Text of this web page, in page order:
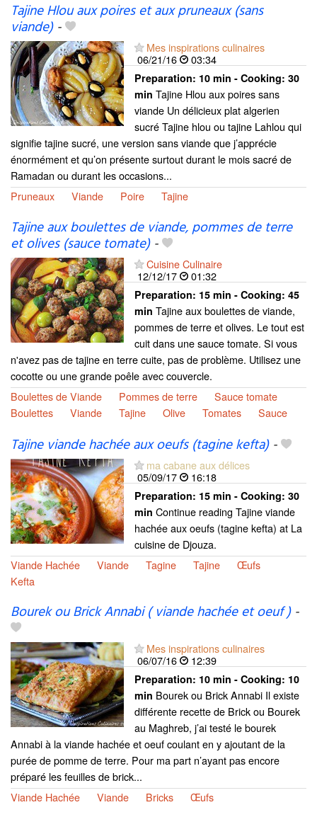
Tajine Hlou aux poires et aux pruneaux (sans
viande)-
Mes inspirations culinaires
06/21/16
03:34
Preparation: 10 min - Cooking: 30
min Tajine Hlou aux poires sans
viande Un délicieux plat algerien
sucré Tajine hlou ou tajine Lahlou qui
signifie tajine sucré, une version sans viande que j’apprécie
énormément et qu’on présente surtout durant le mois sacré de
Ramadan ou durant les occasions...
Pruneaux
Viande Poire Tajine
Tajine aux boulettes de viande, pommes de terre
et olives (sauce tomate)-
Cuisine Culinaire
12/12/17
01:32
Preparation: 15 min - Cooking: 45
min Tajine aux boulettes de viande,
pommes de terre et olives. Le tout est
cuit dans une sauce tomate. Si vous
n'avez pas de tajine en terre cuite, pas de problème. Utilisez une
cocotte ou une grande poêle avec couvercle.
Boulettes de Viande
Pommes de terre
Sauce tomate
Boulettes
Viande Tajine Olive Tomates Sauce
Tajine viande hachée aux oeufs (tagine kefta)-
ma cabane aux délices
05/09/17
16:18
Preparation: 15 min - Cooking: 30
min Continue reading Tajine viande
hachée aux oeufs (tagine kefta) at La
cuisine de Djouza.
Viande Hachée
Viande Tagine Tajine
Œufs
Kefta
Bourek ou Brick Annabi ( viande hachée et oeuf )-
Mes inspirations culinaires
06/07/16
12:39
Preparation: 10 min - Cooking: 10
min Bourek ou Brick Annabi Il existe
différente recette de Brick ou Bourek
au Maghreb, j’ai testé le bourek
Annabi à la viande hachée et oeuf coulant en y ajoutant de la
purée de pomme de terre. Pour ma part n’ayant pas encore
préparé les feuilles de brick...
Viande Hachée
Viande Bricks Œufs